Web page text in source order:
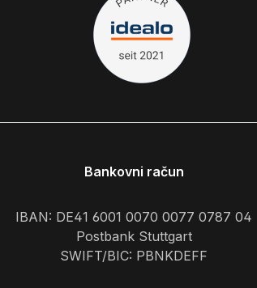
Bankovni račun
IBAN: DE41 6001 0070 0077 0787 04
Postbank Stuttgart
SWIFT/BIC: PBNKDEFF